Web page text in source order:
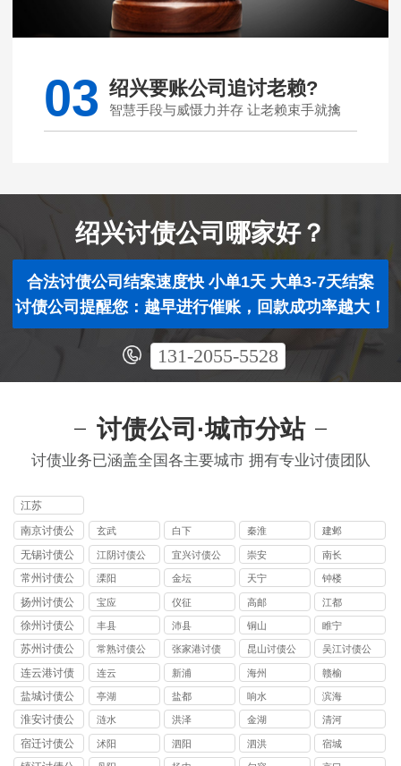
03 绍兴要账公司追讨老赖?
智慧手段与威慑力并存 让老赖束手就擒
绍兴讨债公司哪家好？
合法讨债公司结案速度快 小单1天 大单3-7天结案
讨债公司提醒您：越早进行催账，回款成功率越大！
131-2055-5528
讨债公司·城市分站
讨债业务已涵盖全国各主要城市 拥有专业讨债团队
江苏
南京讨债公
司
玄武 白下 秦淮 建邺
无锡讨债公
司
江阴讨债公
司
宜兴讨债公
司
崇安 南长
常州讨债公
司
溧阳 金坛 天宁 钟楼
扬州讨债公
司
宝应 仪征 高邮 江都
徐州讨债公
司
丰县 沛县 铜山 睢宁
苏州讨债公
司
常熟讨债公
司
张家港讨债
公司
昆山讨债公
司
吴江讨债公
司
连云港讨债
公司
连云 新浦 海州 赣榆
盐城讨债公
司
亭湖 盐都 响水 滨海
淮安讨债公
司
涟水 洪泽 金湖 清河
宿迁讨债公
司
沭阳 泗阳 泗洪 宿城